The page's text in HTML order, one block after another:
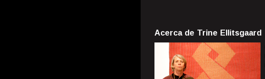
Acerca de Trine Ellitsgaard